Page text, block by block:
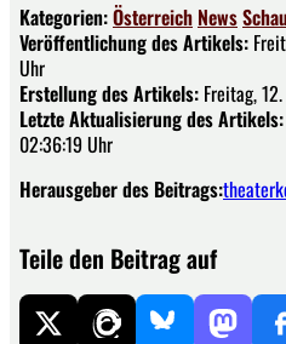
Kategorien:Österreich News
Veröffentlichung des Artikels:
Uhr
Erstellung des Artikels: Freitag,
Letzte Aktualisierung des Artikels:
02:36:19 Uhr
Herausgeber des Beitrags:
Teile den Beitrag auf